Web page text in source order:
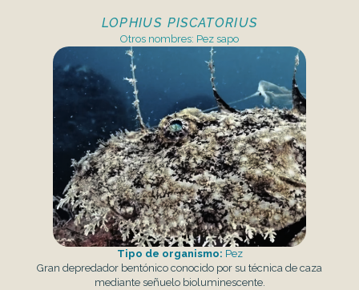
LOPHIUS PISCATORIUS
Otros nombres: Pez sapo
Tipo de organismo: Pez
Gran depredador bentónico conocido por su técnica de caza
mediante señuelo bioluminescente.